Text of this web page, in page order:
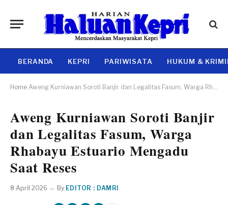
BERANDA KEPRI PARIWISATA HUKUM &
Home Aweng Kurniawan Soroti Banjir dan Legalitas Fasum, Warga Rhabayu Estuario Mengadu Saat Reses
Aweng Kurniawan Soroti Banjir
dan Legalitas Fasum, Warga
Rhabayu Estuario Mengadu
Saat Reses
8 April 2026 By EDITOR : DAMRI